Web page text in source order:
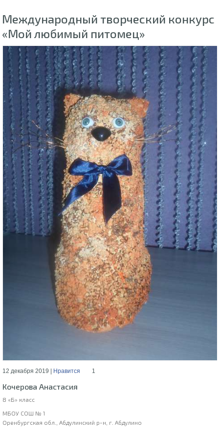
Международный творческий конкурс
«Мой любимый питомец»
12 декабря 2019 | Нравится 1
Кочерова Анастасия
8 «Б» класс
МБОУ СОШ № 1
Оренбургская обл., Абдулинский р-н, г. Абдулино